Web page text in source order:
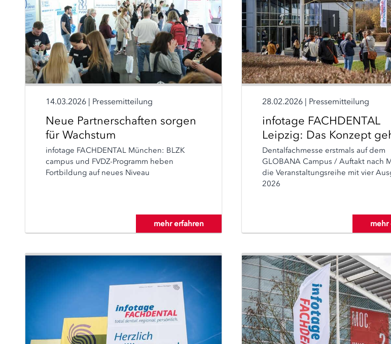
14.03.2026 | Pressemitteilung
Neue Partnerschaften sorgen
für Wachstum
infotage FACHDENTAL München: BLZK
campus und FVDZ-Programm heben
Fortbildung auf neues Niveau
mehr erfahren
28.02.2026| Pressemitteilung
infotage FACHDENTAL
Leipzig: Das Konzept
Dentalfachmesse erstmals auf dem
GLOBANA Campus / Auftakt nach
die Veranstaltungsreihe mit vier
2026
mehr